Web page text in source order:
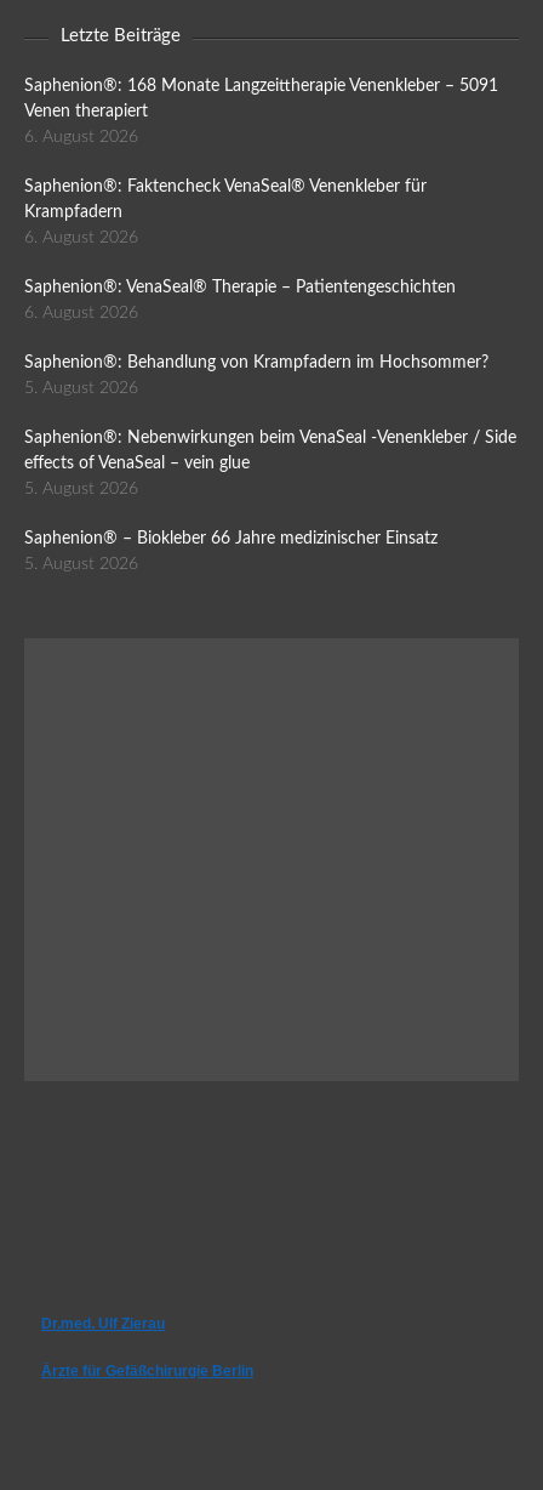
Letzte Beiträge
Saphenion®: 168 Monate Langzeittherapie Venenkleber – 5091
Venen therapiert
6. August 2026
Saphenion®: Faktencheck VenaSeal® Venenkleber für
Krampfadern
6. August 2026
Saphenion®: VenaSeal® Therapie – Patientengeschichten
6. August 2026
Saphenion®: Behandlung von Krampfadern im Hochsommer?
5. August 2026
Saphenion®: Nebenwirkungen beim VenaSeal -Venenkleber / Side
effects of VenaSeal – vein glue
5. August 2026
Saphenion® – Biokleber 66 Jahre medizinischer Einsatz
5. August 2026
Dr.med. Ulf Zierau
Ärzte für Gefäßchirurgie Berlin